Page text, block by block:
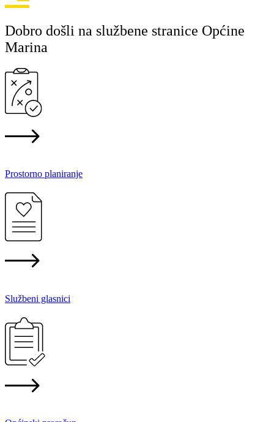
Dobro došli na službene stranice Općine
Marina
Prostorno planiranje
Službeni glasnici